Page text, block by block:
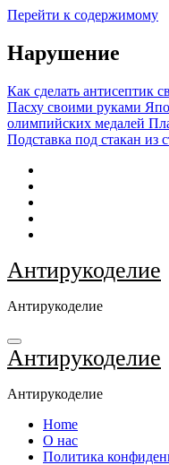
Перейти к содержимому
Нарушение
Как сделать антисептик
Пасху своими руками
олимпийских медалей
Подставка под стакан из
Антирукоделие
Антирукоделие
Антирукоделие
Антирукоделие
Home
О нас
Политика